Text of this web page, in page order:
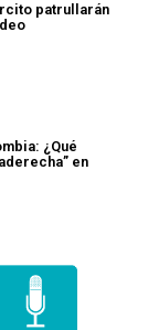
patrullarán
¿Qué
en